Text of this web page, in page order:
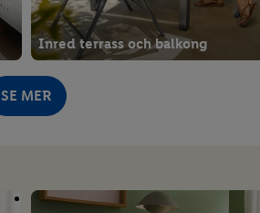
Inred terrass och balkong
SE MER